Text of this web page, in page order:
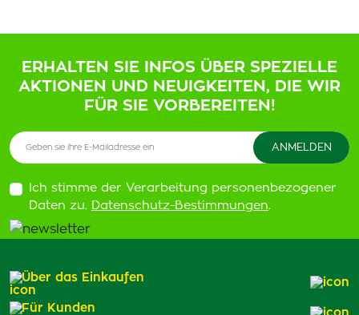
ERHALTEN SIE INFOS ÜBER SPEZIELLE
AKTIONEN UND NEUIGKEITEN, DIE WIR
FÜR SIE VORBEREITEN!
Ich stimme der Verarbeitung personenbezogener
Daten zu. Datenschutz-Bestimmungen.
Über das Einkaufen
Für Kunden